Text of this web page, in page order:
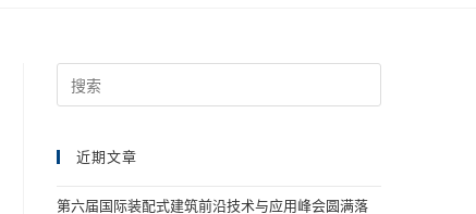
近期文章
第六届国际装配式建筑前沿技术与应用峰会圆满落